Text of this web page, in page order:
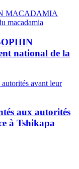
national de la
aux autorités
à Tshikapa